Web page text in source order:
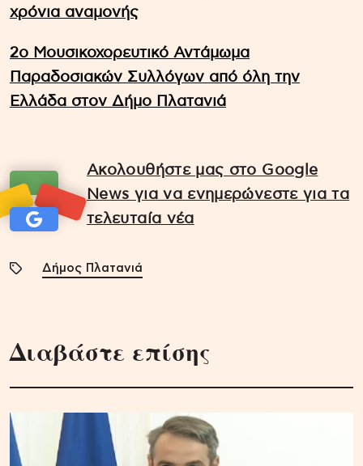
χρόνια αναμονής
2ο Μουσικοχορευτικό Αντάμωμα
Παραδοσιακών Συλλόγων από όλη την
Ελλάδα στον Δήμο Πλατανιά
Ακολουθήστε μας στο Google
News για να ενημερώνεστε για τα
τελευταία νέα
Δήμος Πλατανιά
Διαβάστε επίσης